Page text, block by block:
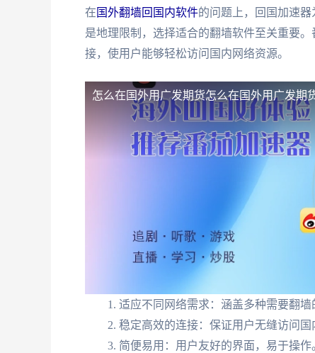
在 国外翻墙回国内软件的问题上，回国加速
是地理限制，选择适合的翻墙软件至关重要
接，使用户能够轻松访问国内网络资源。
怎么在国外用广发期货怎么在国外用广发期
适应不同网络需求：涵盖多种需要翻墙
稳定高效的连接：保证用户无缝访问国
简便易用：用户友好的界面，易于操作